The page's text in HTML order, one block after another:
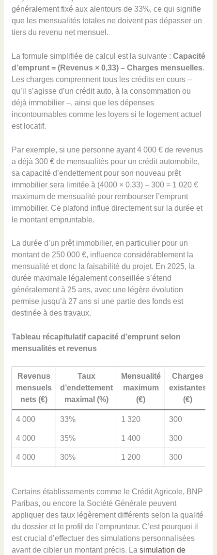
généralement fixé aux alentours de 33%, ce qui signifie
que les mensualités totales ne doivent pas dépasser un
tiers du revenu net mensuel.
La formule simplifiée de calcul est la suivante : Capacité
d’emprunt = (Revenus × 0,33) – Charges mensuelles.
Les charges comprennent tous les crédits en cours –
qu’il s’agisse d’un crédit auto, à la consommation ou
déjà immobilier –, ainsi que les dépenses
incontournables comme les loyers si le logement actuel
est locatif.
Par exemple, si une personne ayant 4 000 € de revenus
a déjà 300 € de mensualités pour un crédit automobile,
sa capacité d’endettement pour son nouveau prêt
immobilier sera limitée à (4000 × 0,33) – 300 = 1 020 €
maximum de mensualité pour rembourser l’emprunt
immobilier. Ce plafond influe directement sur la durée et
le montant empruntable.
La durée d’un prêt immobilier, en particulier pour un
montant de 250 000 €, influence considérablement la
mensualité et donc la faisabilité du projet. En 2025, la
durée maximale légalement conseillée s’étend
généralement à 25 ans, avec une légère évolution
permise jusqu’à 27 ans si une partie des fonds est
destinée à des travaux.
Tableau récapitulatif capacité d’emprunt selon
mensualités et revenus
Revenus
mensuels
nets (€)
Taux
d’endettement
maximal (%)
Mensualité
maximum
(€)
Charges
existantes
(€)
4 000 33% 1 320 300
4 000 35% 1 400 300
4 000 30% 1 200 300
Certains établissements comme le Crédit Agricole, BNP
Paribas, ou encore la Société Générale peuvent
appliquer des taux légèrement différents selon la qualité
du dossier et le profil de l’emprunteur. C’est pourquoi il
est crucial d’effectuer des simulations personnalisées
avant de cibler un montant précis. La simulation de